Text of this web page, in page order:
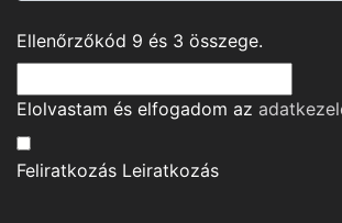
Ellenőrzőkód 9 és 3 összege.
Elolvastam és elfogadom az
Feliratkozás Leiratkozás